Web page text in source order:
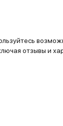
отзывы и